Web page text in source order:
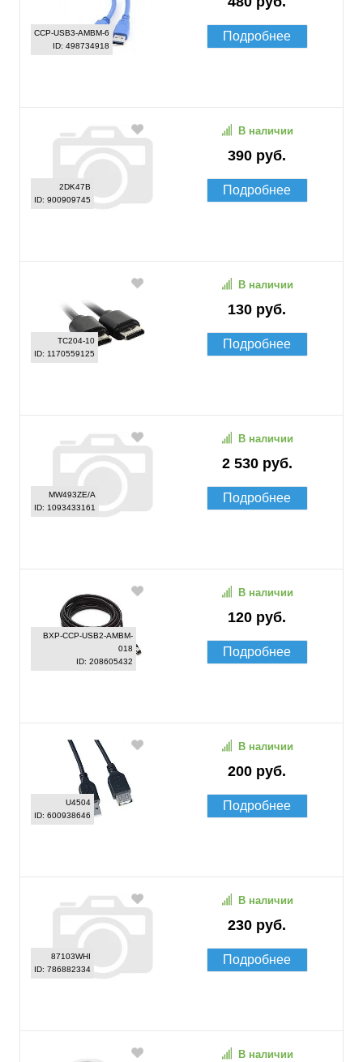
CCP-USB3-AMBM-6
ID: 498734918
Подробнее
2DK47B
ID: 900909745
390 руб.
В наличии
Подробнее
TC204-10
ID: 1170559125
130 руб.
В наличии
Подробнее
MW493ZE/A
ID: 1093433161
2 530 руб.
В наличии
Подробнее
BXP-CCP-USB2-AMBM-
018
ID: 208605432
120 руб.
В наличии
Подробнее
U4504
ID: 600938646
200 руб.
В наличии
Подробнее
87103WHI
ID: 786882334
230 руб.
В наличии
Подробнее
В наличии